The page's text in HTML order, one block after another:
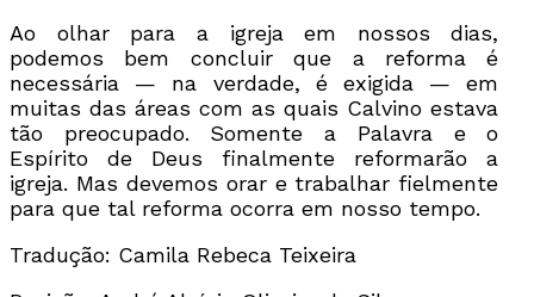
Ao olhar para a igreja em nossos dias,
podemos bem concluir que a reforma é
necessária — na verdade, é exigida — em
muitas das áreas com as quais Calvino estava
tão preocupado. Somente a Palavra e o
Espírito de Deus finalmente reformarão a
igreja. Mas devemos orar e trabalhar fielmente
para que tal reforma ocorra em nosso tempo.
Tradução: Camila Rebeca Teixeira